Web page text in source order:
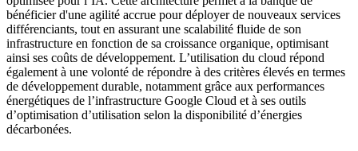
bénéficier d'une agilité accrue pour déployer de nouveaux services
différenciants, tout en assurant une scalabilité fluide de son
infrastructure en fonction de sa croissance organique, optimisant
ainsi ses coûts de développement. L’utilisation du cloud répond
également à une volonté de répondre à des critères élevés en termes
de développement durable, notamment grâce aux performances
énergétiques de l’infrastructure Google Cloud et à ses outils
d’optimisation d’utilisation selon la disponibilité d’énergies
décarbonées.